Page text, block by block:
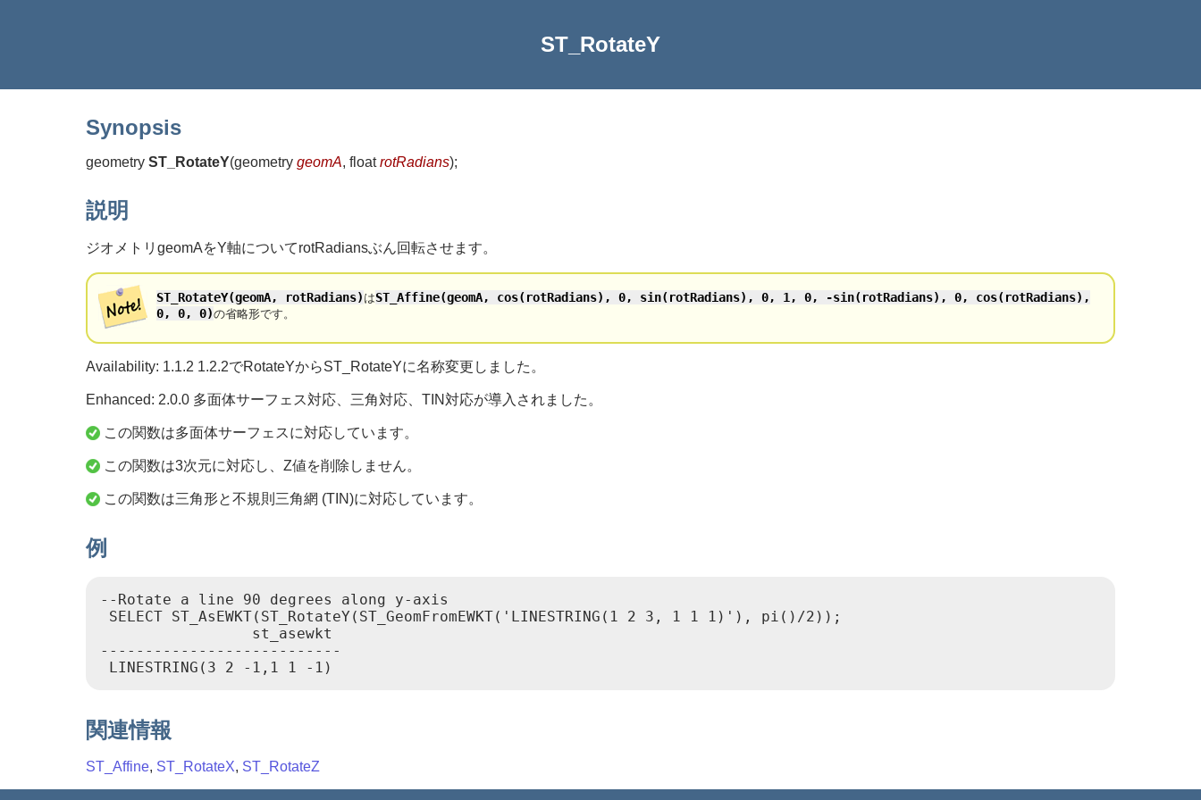
ST_RotateY
Synopsis
geometry ST_RotateY(geometry geomA, floatrotRadians);
説明
ジオメトリgeomAをY軸についてrotRadiansぶん回転させます。
ST_RotateY(geomA, rotRadians) はST_Affine(geomA, cos(rotRadians), 0, sin(rotRadians), 0, 1, 0, -sin(rotRadians), 0, cos(rotRadians),
0, 0, 0)の省略形です。
Availability: 1.1.2 1.2.2でRotateYからST_RotateYに名称変更しました。
Enhanced: 2.0.0 多面体サーフェス対応、三角対応、TIN対応が導入されました。
この関数は多面体サーフェスに対応しています。
この関数は3次元に対応し、Z値を削除しません。
この関数は三角形と不規則三角網 (TIN)に対応しています。
例
--Rotate a line 90 degrees along y-axis
SELECT ST_AsEWKT(ST_RotateY(ST_GeomFromEWKT('LINESTRING(1 2 3, 1 1 1)'), pi()/2));
                 st_asewkt
---------------------------
関連情報
ST_Affine, ST_RotateX, ST_RotateZ